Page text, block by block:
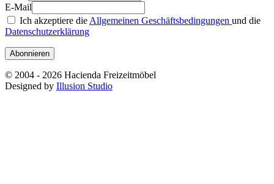
E-Mail
Ich akzeptiere die Allgemeinen Geschäftsbedingungen und die
Datenschutzerklärung
Abonnieren
© 2004 - 2026 Hacienda Freizeitmöbel
Designed by Illusion Studio